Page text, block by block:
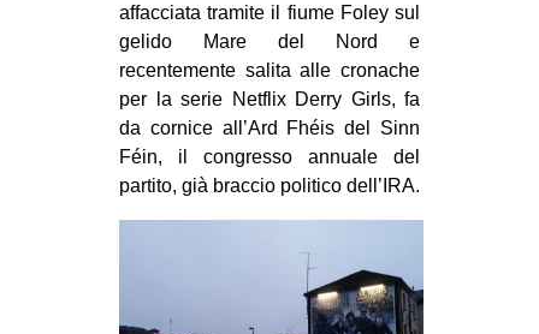
SPORT POPOLARE
MOVIMENTI
AMBIENTE
DIRITTO ALL’ABITARE
MIGRAZIONI
PRECARIATO
affacciata tramite il fiume Foley sul
gelido Mare del Nord e
recentemente salita alle cronache
per la serie Netflix Derry Girls, fa
da cornice all’Ard Fhéis del Sinn
Féin, il congresso annuale del
partito, già braccio politico dell’IRA.